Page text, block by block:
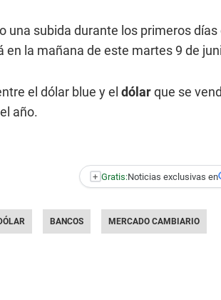
una subida durante los primeros
en la mañana de este martes 9 de
el dólar blue y el dólarque se
año.
+ Gratis:Noticias exclusivas en
BANCOS MERCADO CAMBIARIO